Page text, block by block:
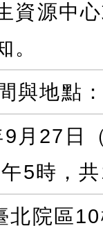
資源中
。
與地點
月27日
午5時，
北院區